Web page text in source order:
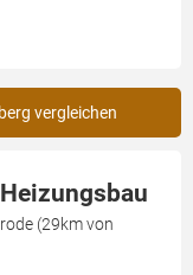
vergleichen
(29km von